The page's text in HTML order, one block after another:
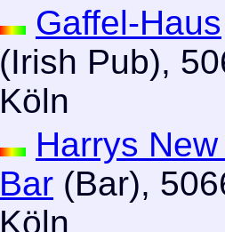
Gaffel-Haus
(Irish Pub),
Köln
Harrys New
Bar (Bar),
Köln